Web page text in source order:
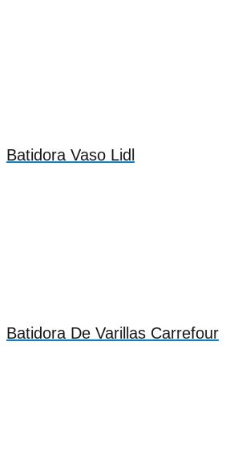
Batidora Vaso Lidl
Batidora De Varillas Carrefour